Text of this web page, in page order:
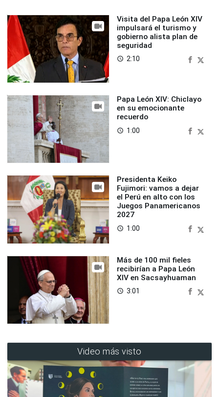
Visita del Papa León XIV
impulsará el turismo y
gobierno alista plan de
seguridad
access_time 2:10
Papa León XIV: Chiclayo
en su emocionante
recuerdo
access_time 1:00
Presidenta Keiko
Fujimori: vamos a dejar
el Perú en alto con los
Juegos Panamericanos
2027
access_time 1:00
Más de 100 mil fieles
recibirían a Papa León
XIV en Sacsayhuaman
access_time 3:01
Video más visto